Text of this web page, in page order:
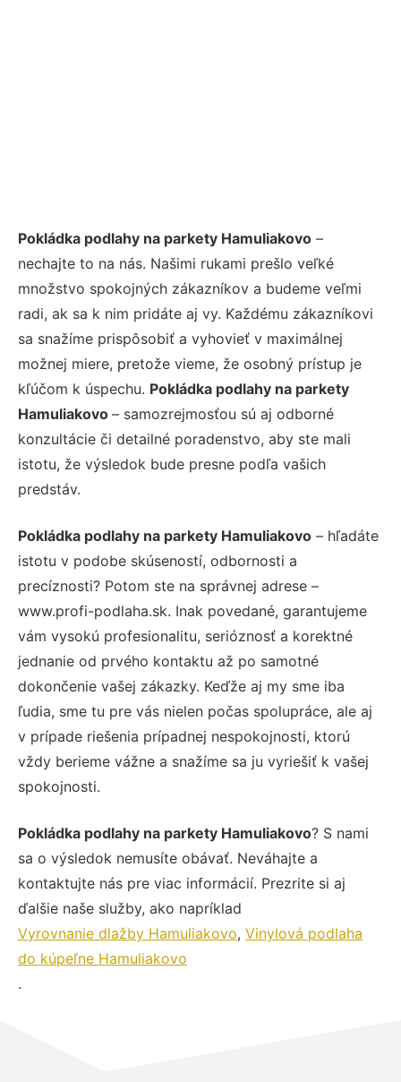
Pokládka podlahy na parkety Hamuliakovo –
nechajte to na nás. Našimi rukami prešlo veľké
množstvo spokojných zákazníkov a budeme veľmi
radi, ak sa k nim pridáte aj vy. Každému zákazníkovi
sa snažíme prispôsobiť a vyhovieť v maximálnej
možnej miere, pretože vieme, že osobný prístup je
kľúčom k úspechu. Pokládka podlahy na parkety
Hamuliakovo – samozrejmosťou sú aj odborné
konzultácie či detailné poradenstvo, aby ste mali
istotu, že výsledok bude presne podľa vašich
predstáv.
Pokládka podlahy na parkety Hamuliakovo – hľadáte
istotu v podobe skúseností, odbornosti a
precíznosti? Potom ste na správnej adrese –
www.profi-podlaha.sk. Inak povedané, garantujeme
vám vysokú profesionalitu, serióznosť a korektné
jednanie od prvého kontaktu až po samotné
dokončenie vašej zákazky. Keďže aj my sme iba
ľudia, sme tu pre vás nielen počas spolupráce, ale aj
v prípade riešenia prípadnej nespokojnosti, ktorú
vždy berieme vážne a snažíme sa ju vyriešiť k vašej
spokojnosti.
Pokládka podlahy na parkety Hamuliakovo? S nami
sa o výsledok nemusíte obávať. Neváhajte a
kontaktujte nás pre viac informácií. Prezrite si aj
ďalšie naše služby, ako napríklad
Vyrovnanie dlažby Hamuliakovo, Vinylová podlaha
do kúpeľne Hamuliakovo
.